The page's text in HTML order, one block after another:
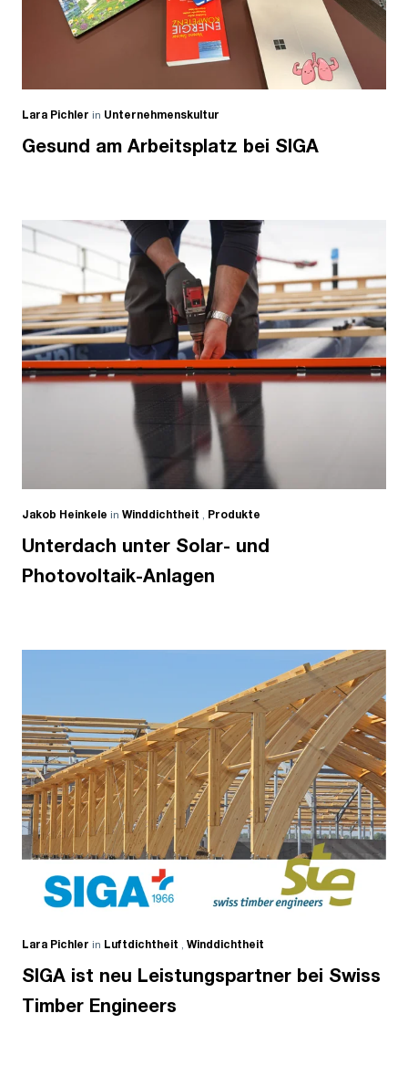
Lara Pichler in Unternehmenskultur
Gesund am Arbeitsplatz bei SIGA
Jakob Heinkele in Winddichtheit , Produkte
Unterdach unter Solar- und
Photovoltaik-Anlagen
Lara Pichler in Luftdichtheit , Winddichtheit
SIGA ist neu Leistungspartner bei Swiss
Timber Engineers